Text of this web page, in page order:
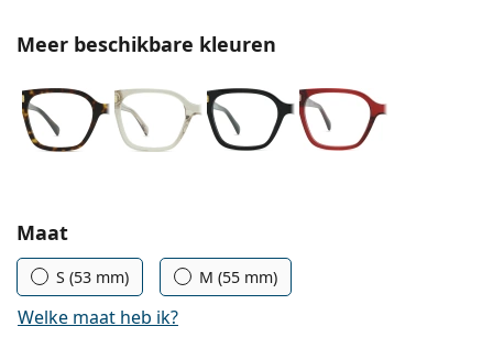
Persol
Prada
Alle merken
Meer beschikbare kleuren
Kies parameters:
Maat
S (53 mm) M (55 mm)
Welke maat heb ik?